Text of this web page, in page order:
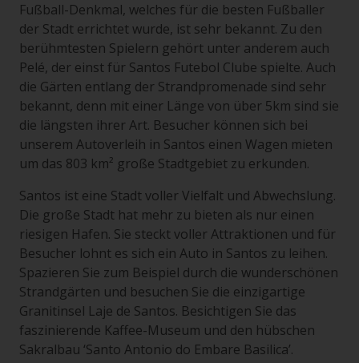
Fußball-Denkmal, welches für die besten Fußballer
der Stadt errichtet wurde, ist sehr bekannt. Zu den
berühmtesten Spielern gehört unter anderem auch
Pelé, der einst für Santos Futebol Clube spielte. Auch
die Gärten entlang der Strandpromenade sind sehr
bekannt, denn mit einer Länge von über 5km sind sie
die längsten ihrer Art. Besucher können sich bei
unserem Autoverleih in Santos einen Wagen mieten
um das 803 km² große Stadtgebiet zu erkunden.
Santos ist eine Stadt voller Vielfalt und Abwechslung.
Die große Stadt hat mehr zu bieten als nur einen
riesigen Hafen. Sie steckt voller Attraktionen und für
Besucher lohnt es sich ein Auto in Santos zu leihen.
Spazieren Sie zum Beispiel durch die wunderschönen
Strandgärten und besuchen Sie die einzigartige
Granitinsel Laje de Santos. Besichtigen Sie das
faszinierende Kaffee-Museum und den hübschen
Sakralbau ‘Santo Antonio do Embare Basilica’.